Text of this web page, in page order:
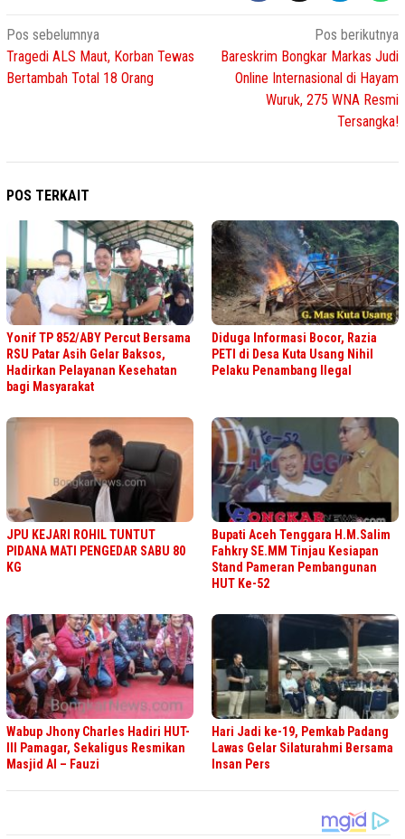
Navigasi
pos
Pos sebelumnya
Tragedi ALS Maut, Korban Tewas
Bertambah Total 18 Orang
Pos berikutnya
Bareskrim Bongkar Markas Judi
Online Internasional di Hayam
Wuruk, 275 WNA Resmi
Tersangka!
POS TERKAIT
Yonif TP 852/ABY Percut Bersama
RSU Patar Asih Gelar Baksos,
Hadirkan Pelayanan Kesehatan
bagi Masyarakat
Diduga Informasi Bocor, Razia
PETI di Desa Kuta Usang Nihil
Pelaku Penambang Ilegal
JPU KEJARI ROHIL TUNTUT
PIDANA MATI PENGEDAR SABU 80
KG
Bupati Aceh Tenggara H.M.Salim
Fahkry SE.MM Tinjau Kesiapan
Stand Pameran Pembangunan
HUT Ke-52
Wabup Jhony Charles Hadiri HUT-
III Pamagar, Sekaligus Resmikan
Masjid Al – Fauzi
Hari Jadi ke-19, Pemkab Padang
Lawas Gelar Silaturahmi Bersama
Insan Pers